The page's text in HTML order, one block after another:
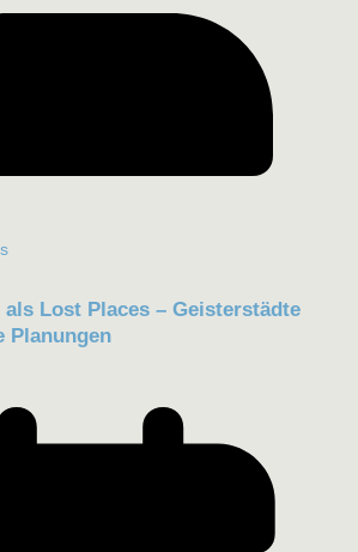
Lost Places – Geisterstädte
Planungen